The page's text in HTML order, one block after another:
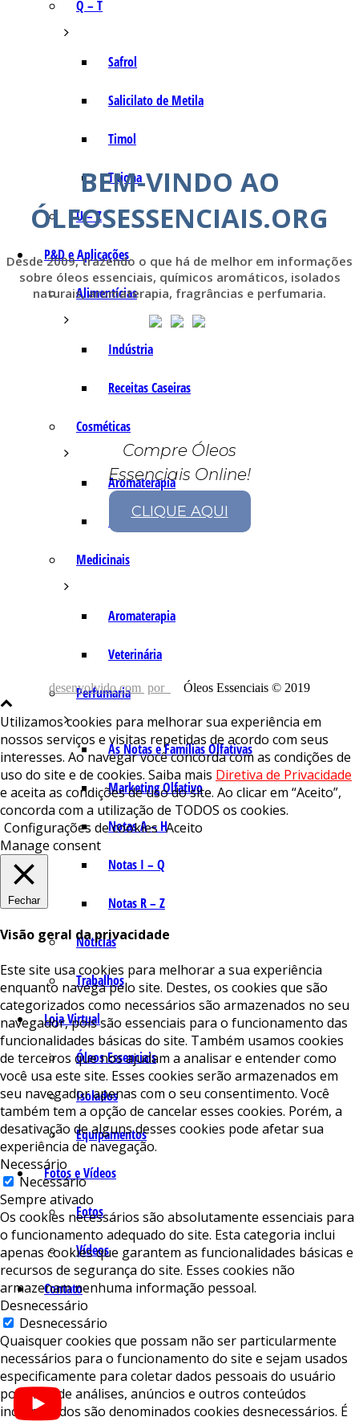
Q – T
Safrol
Salicilato de Metila
Timol
Tujona
U – Z
P&D e Aplicações
Alimentícias
Indústria
Receitas Caseiras
Cosméticas
Aromaterapia
Fórmulas Caseiras
Medicinais
Aromaterapia
Veterinária
Perfumaria
As Notas e Famílias Olfativas
Marketing Olfativo
Notas A – H
Notas I – Q
Notas R – Z
Notícias
Trabalhos
Loja Virtual
Óleos Essenciais
Isolados
Equipamentos
Fotos e Vídeos
Fotos
Vídeos
Contato
BEM-VINDO AO
ÓLEOSESSENCIAIS.ORG
Desde 2009, trazendo o que há de melhor em informações
sobre óleos essenciais, químicos aromáticos, isolados
naturais, aromaterapia, fragrâncias e perfumaria.
Compre Óleos
Essenciais Online!
CLIQUE AQUI
desenvolvido com por Óleos Essenciais © 2019
Utilizamos cookies para melhorar sua experiência em
nossos serviços e visitas repetidas de acordo com seus
interesses. Ao navegar você concorda com as condições de
uso do site e de cookies. Saiba mais Diretiva de Privacidade
e aceita as condições de uso do site. Ao clicar em “Aceito”,
concorda com a utilização de TODOS os cookies.
Configurações de cookies Aceito
Manage consent
Fechar
Visão geral da privacidade
Este site usa cookies para melhorar a sua experiência
enquanto navega pelo site. Destes, os cookies que são
categorizados como necessários são armazenados no seu
navegador, pois são essenciais para o funcionamento das
funcionalidades básicas do site. Também usamos cookies
de terceiros que nos ajudam a analisar e entender como
você usa este site. Esses cookies serão armazenados em
seu navegador apenas com o seu consentimento. Você
também tem a opção de cancelar esses cookies. Porém, a
desativação de alguns desses cookies pode afetar sua
experiência de navegação.
Necessário
Necessário
Sempre ativado
Os cookies necessários são absolutamente essenciais para
o funcionamento adequado do site. Esta categoria inclui
apenas cookies que garantem as funcionalidades básicas e
recursos de segurança do site. Esses cookies não
armazenam nenhuma informação pessoal.
Desnecessário
Desnecessário
Quaisquer cookies que possam não ser particularmente
necessários para o funcionamento do site e sejam usados ​​
especificamente para coletar dados pessoais do usuário
por meio de análises, anúncios e outros conteúdos
incorporados são denominados cookies desnecessários. É